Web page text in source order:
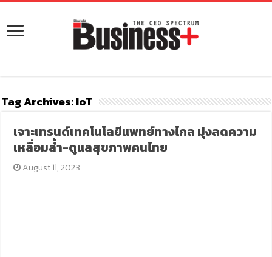
Tag Archives:IoT
เจาะเทรนด์เทคโนโลยีแพทย์ทางไกล มุ่งลดความ
เหลื่อมล้ำ-ดูแลสุขภาพคนไทย
August 11, 2023